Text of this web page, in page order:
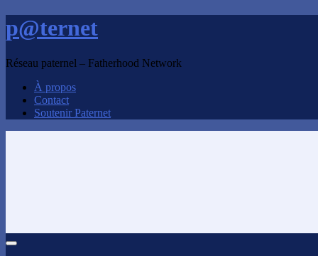
p@ternet
Réseau paternel – Fatherhood Network
À propos
Contact
Soutenir Paternet